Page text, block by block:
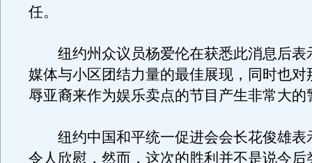
任。
纽约州众议员杨爱伦在获悉此消息后表
媒体与小区团结力量的最佳展现，同时也对
辱亚裔来作为娱乐卖点的节目产生非常大的
纽约中国和平统一促进会会长花俊雄表
令人欣慰，然而，这次的胜利并不是说今后